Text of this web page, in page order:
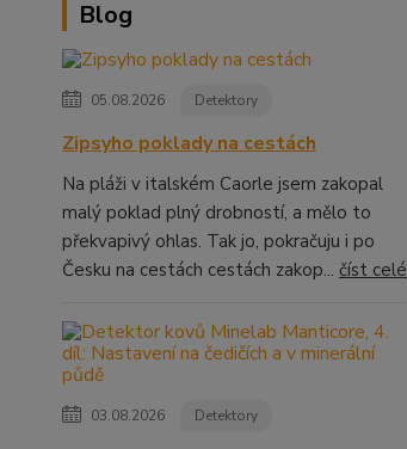
Blog
05.08.2026 Detektory
Zipsyho poklady na cestách
Na pláži v italském Caorle jsem zakopal
malý poklad plný drobností, a mělo to
překvapivý ohlas. Tak jo, pokračuju i po
Česku na cestách cestách zakop... číst celé
03.08.2026 Detektory